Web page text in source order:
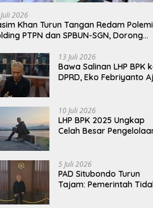
Harus Menunjukkan
2026
Khan Turun Tangan Redam
PTPN dan SPBUN-SGN, Dorong
13 Juli 2026
Bawa Salinan LHP BPK
DPRD, Eko Febriyanto
Harus Berbasis Fakta
10 Juli 2026
LHP BPK 2025 Ungkap
Celah Besar
5 Juli 2026
PAD Situbondo Turun
Tajam: Pemerintah